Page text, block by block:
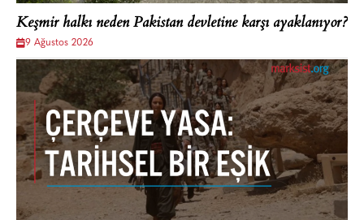
Keşmir halkı neden Pakistan devletine karşı ayaklanıyor?
9 Ağustos 2026